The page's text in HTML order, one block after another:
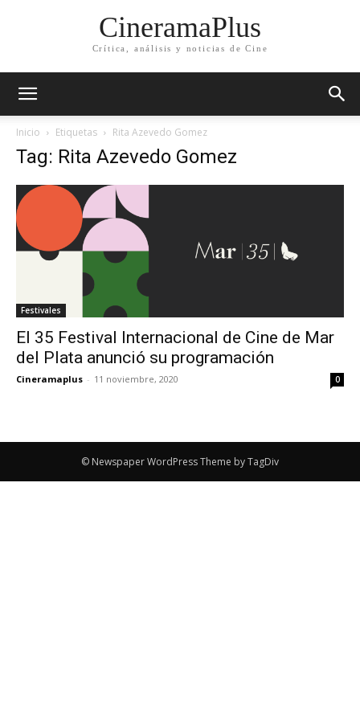
CineramaPlus
Crítica, análisis y noticias de Cine
Inicio Etiquetas Rita Azevedo Gomez
Tag: Rita Azevedo Gomez
Festivales
El 35 Festival Internacional de Cine de Mar
del Plata anunció su programación
Cineramaplus - 11 noviembre, 2020 0
© Newspaper WordPress Theme by TagDiv